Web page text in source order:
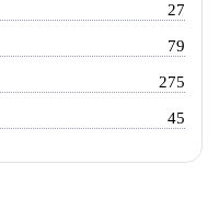
27
79
275
45